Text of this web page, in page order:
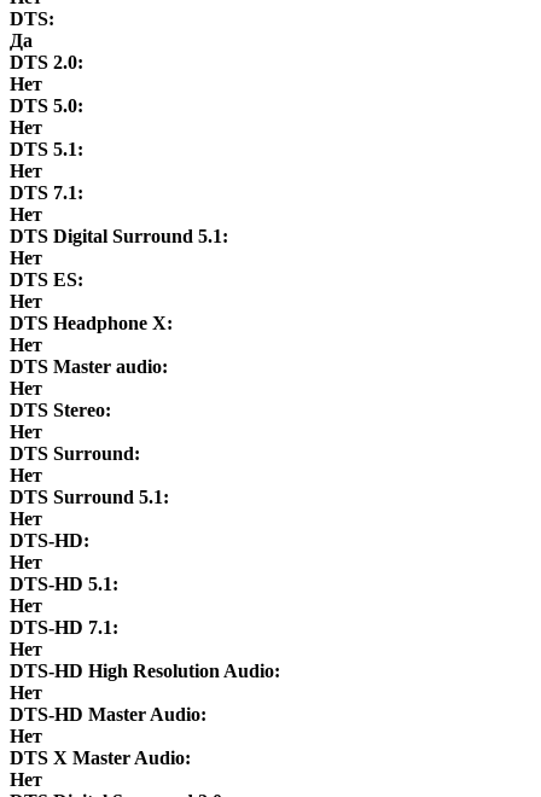
DTS:
Да
DTS 2.0:
Нет
DTS 5.0:
Нет
DTS 5.1:
Нет
DTS 7.1:
Нет
DTS Digital Surround 5.1:
Нет
DTS ES:
Нет
DTS Headphone X:
Нет
DTS Master audio:
Нет
DTS Stereo:
Нет
DTS Surround:
Нет
DTS Surround 5.1:
Нет
DTS-HD:
Нет
DTS-HD 5.1:
Нет
DTS-HD 7.1:
Нет
DTS-HD High Resolution Audio:
Нет
DTS-HD Master Audio:
Нет
DTS X Master Audio:
Нет